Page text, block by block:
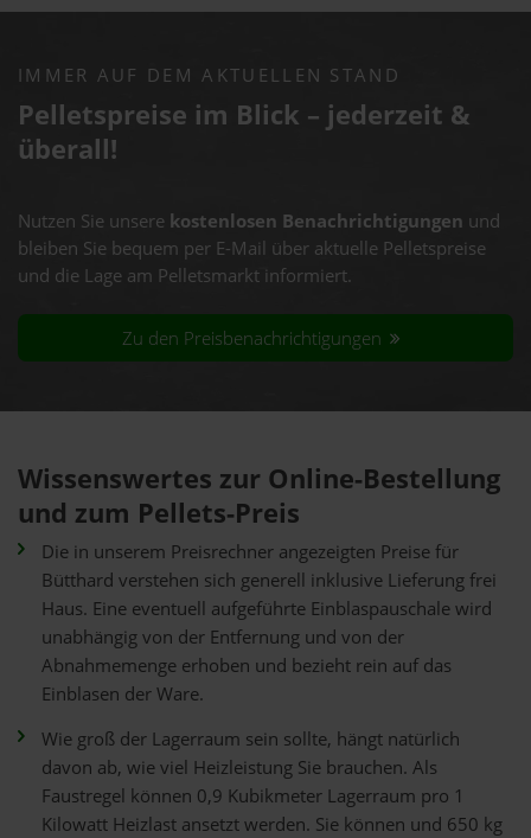
IMMER AUF DEM AKTUELLEN STAND
Pelletspreise im Blick – jederzeit &
überall!
Nutzen Sie unsere kostenlosen Benachrichtigungen und
bleiben Sie bequem per E-Mail über aktuelle Pelletspreise
und die Lage am Pelletsmarkt informiert.
Zu den Preisbenachrichtigungen
Wissenswertes zur Online-Bestellung
und zum Pellets-Preis
Die in unserem Preisrechner angezeigten Preise für
Bütthard verstehen sich generell inklusive Lieferung frei
Haus. Eine eventuell aufgeführte Einblaspauschale wird
unabhängig von der Entfernung und von der
Abnahmemenge erhoben und bezieht rein auf das
Einblasen der Ware.
Wie groß der Lagerraum sein sollte, hängt natürlich
davon ab, wie viel Heizleistung Sie brauchen. Als
Faustregel können 0,9 Kubikmeter Lagerraum pro 1
Kilowatt Heizlast ansetzt werden. Sie können und 650 kg